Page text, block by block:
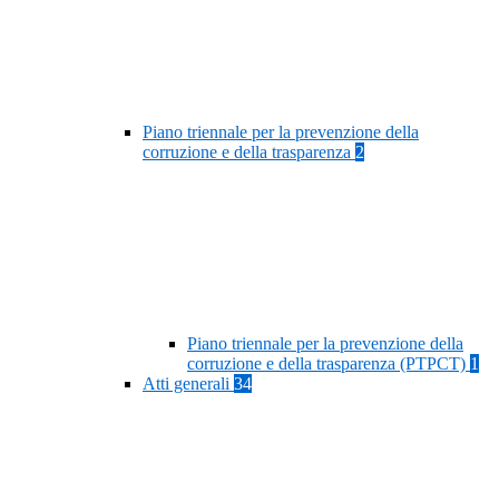
Piano triennale per la prevenzione della
corruzione e della trasparenza 2
Piano triennale per la prevenzione della
corruzione e della trasparenza (PTPCT) 1
Atti generali 34